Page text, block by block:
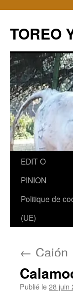
TOREO
Aller
contenu
EDIT O
PINION
Politique de
(UE)
← Cajón
Publié le28 juin